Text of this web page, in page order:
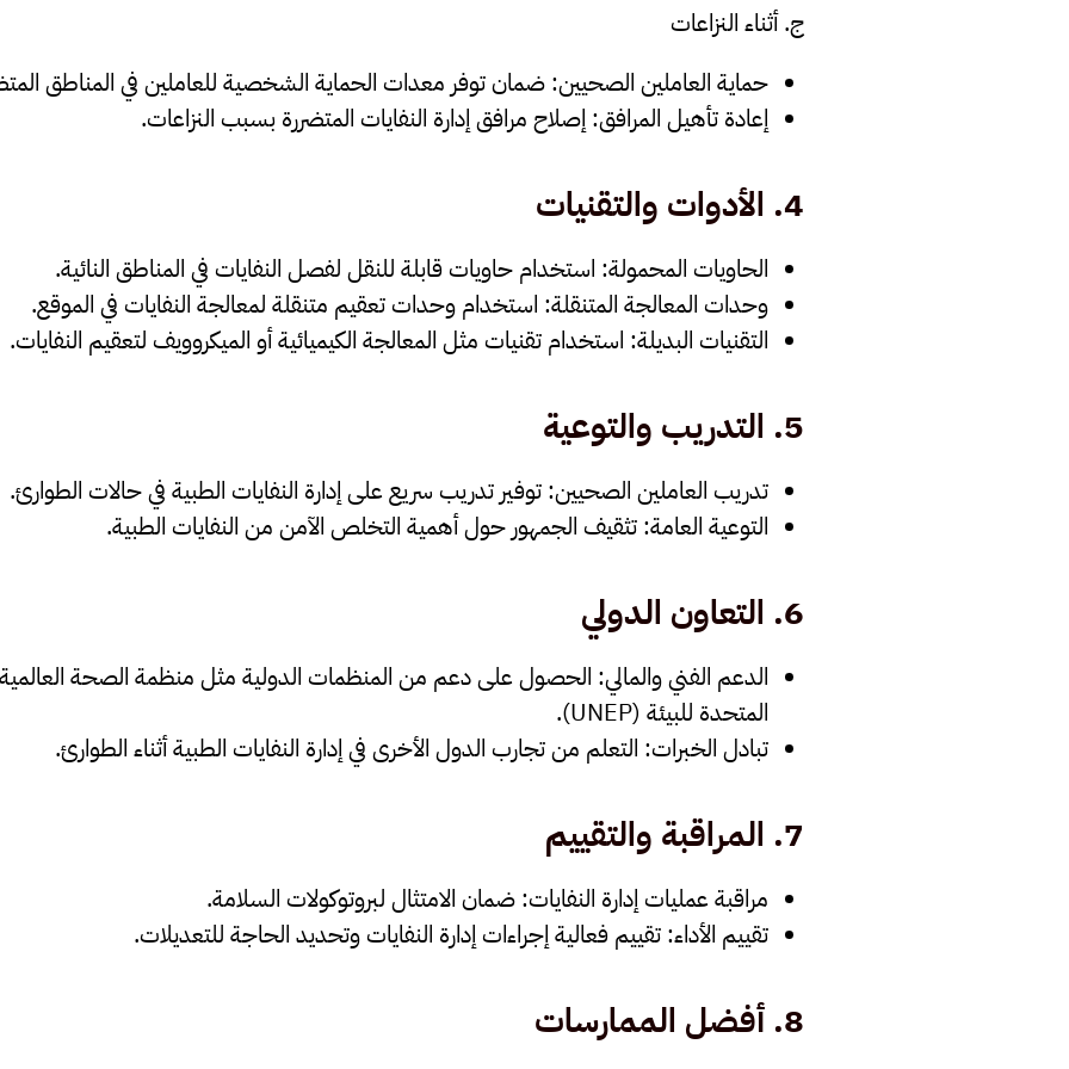
ج. أثناء النزاعات
حماية العاملين الصحيين: ضمان توفر معدات الحماية الشخصية للعاملين في المناطق
إعادة تأهيل المرافق: إصلاح مرافق إدارة النفايات المتضررة بسبب النزاعات.
4. الأدوات والتقنيات
الحاويات المحمولة: استخدام حاويات قابلة للنقل لفصل النفايات في المناطق النائية.
وحدات المعالجة المتنقلة: استخدام وحدات تعقيم متنقلة لمعالجة النفايات في الموقع.
التقنيات البديلة: استخدام تقنيات مثل المعالجة الكيميائية أو الميكروويف لتعقيم النفايات.
5. التدريب والتوعية
تدريب العاملين الصحيين: توفير تدريب سريع على إدارة النفايات الطبية في حالات الطوارئ.
التوعية العامة: تثقيف الجمهور حول أهمية التخلص الآمن من النفايات الطبية.
6. التعاون الدولي
الدعم الفني والمالي
المتحدة للبيئة (UNEP).
تبادل الخبرات: التعلم من تجارب الدول الأخرى في إدارة النفايات الطبية أثناء الطوارئ.
7. المراقبة والتقييم
مراقبة عمليات إدارة النفايات: ضمان الامتثال لبروتوكولات السلامة.
تقييم الأداء: تقييم فعالية إجراءات إدارة النفايات وتحديد الحاجة للتعديلات.
8. أفضل الممارسات